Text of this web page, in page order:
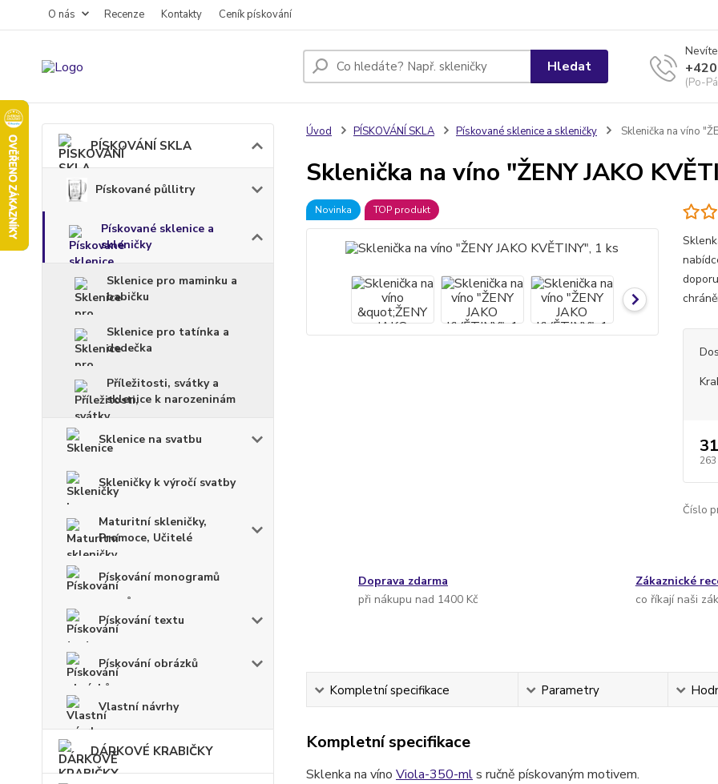
O nás Recenze Kontakty Ceník pískování
Hledat
(Po-
PÍSKOVÁNÍ SKLA
Pískované půllitry
Pískované sklenice a
skleničky
Sklenice pro maminku a
babičku
Sklenice pro tatínka a
dedečka
Příležitosti, svátky a
sklenice k narozeninám
Sklenice na svatbu
Skleničky k výročí svatby
Maturitní skleničky,
Promoce, Učitelé
Pískování monogramů
Pískování textu
Pískování obrázků
Vlastní návrhy
DÁRKOVÉ KRABIČKY
Úvod PÍSKOVÁNÍ SKLA Pískované sklenice a skleničky Sklenička na víno
Sklenička na víno "ŽENY JAKO
Novinka TOP produkt
263
Číslo
Doprava zdarma
při nákupu nad 1400 Kč
Zákaznické
co říkají naši
Kompletní specifikace Parametry
Kompletní specifikace
Sklenka na víno Viola-350-mls ručně pískovaným motivem.